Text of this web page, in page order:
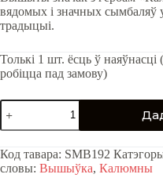
вядомых і значных сымбаляў
традыцыі.
Толькі 1 шт. ёсць ў
робіцца пад замову)
Значак
вышыты
з
«Калюмны»
quantity
Код тавара: SMB192
словы: Вышыўка, Калюмны